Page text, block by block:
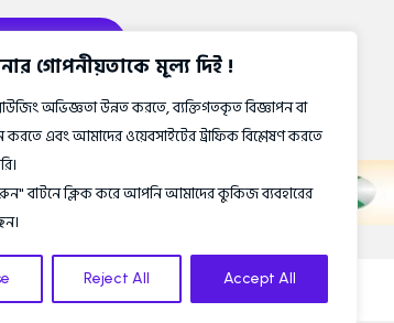
গোপনীয়তাকে মূল্য দিই !
অভিজ্ঞতা উন্নত করতে, ব্যক্তিগতকৃত বিজ্ঞাপন বা
এবং আমাদের ওয়েবসাইটের ট্রাফিক বিশ্লেষণ করতে
বাটনে ক্লিক করে আপনি আমাদের কুকিজ ব্যবহারের
Reject All Accept All